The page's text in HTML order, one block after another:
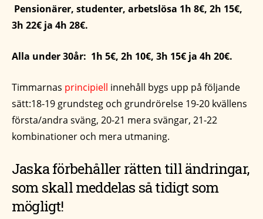
Pensionärer, studenter, arbetslösa 1h 8€, 2h 15€,
3h 22€ ja 4h 28€.
Alla under 30år: 1h 5€, 2h 10€, 3h 15€ ja 4h 20€.
Timmarnas principiell innehåll bygs upp på följande
sätt:18-19 grundsteg och grundrörelse 19-20 kvällens
första/andra sväng, 20-21 mera svängar, 21-22
kombinationer och mera utmaning.
Jaska förbehåller rätten till ändringar,
som skall meddelas så tidigt som
mögligt!